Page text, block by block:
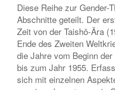
Diese Reihe zur Gender-
Abschnitte geteilt. Der
Zeit von der Taishō-Ära
Ende des Zweiten
die Jahre vom Beginn
bis zum Jahr 1955.
sich mit einzelnen